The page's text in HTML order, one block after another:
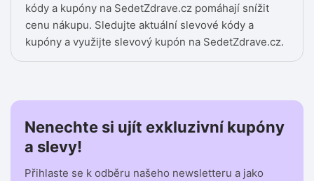
kódy a kupóny na SedetZdrave.cz pomáhají snížit
cenu nákupu. Sledujte aktuální slevové kódy a
kupóny a využijte slevový kupón na SedetZdrave.cz.
Nenechte si ujít exkluzivní kupóny
a slevy!
Přihlaste se k odběru našeho newsletteru a jako